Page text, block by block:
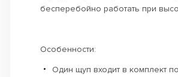
бесперебойно работать при
Особенности:
Один щуп входит в комплект